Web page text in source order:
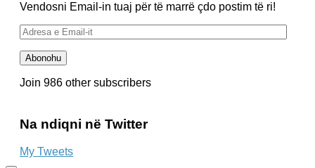
Vendosni Email-in tuaj për të marrë çdo postim të ri!
Adresa
e
Email-
it
Abonohu
Join 986 other subscribers
Na ndiqni në Twitter
My Tweets